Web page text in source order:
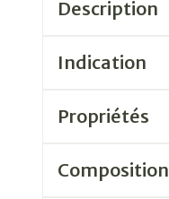
Description
Indication
Propriétés
Composition